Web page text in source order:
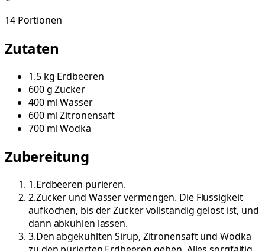
14 Portionen
Zutaten
1.5 kg Erdbeeren
600gZucker
400 mlWasser
600 mlZitronensaft
700 mlWodka
Zubereitung
1.Erdbeeren pürieren.
2.Zucker und Wasser vermengen. Die Flüssigkeit
aufkochen, bis der Zucker vollständig gelöst ist, und
dann abkühlen lassen.
3.Den abgekühlten Sirup, Zitronensaft und Wodka